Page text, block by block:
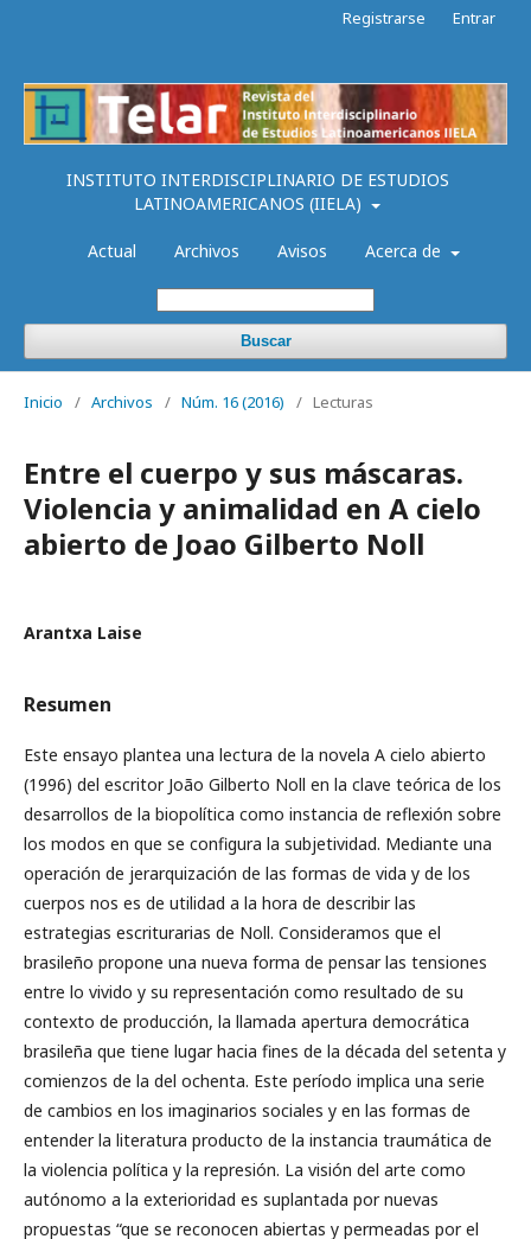
INSTITUTO INTERDISCIPLINARIO DE ESTUDIOS
LATINOAMERICANOS (IIELA)
Actual Archivos Avisos Acerca de
Buscar
Registrarse Entrar
Inicio / Archivos / Núm. 16 (2016) / Lecturas
Entre el cuerpo y sus máscaras.
Violencia y animalidad en A cielo
abierto de Joao Gilberto Noll
Arantxa Laise
Resumen
Este ensayo plantea una lectura de la novela A cielo abierto
(1996) del escritor João Gilberto Noll en la clave teórica de los
desarrollos de la biopolítica como instancia de reflexión sobre
los modos en que se configura la subjetividad. Mediante una
operación de jerarquización de las formas de vida y de los
cuerpos nos es de utilidad a la hora de describir las
estrategias escriturarias de Noll. Consideramos que el
brasileño propone una nueva forma de pensar las tensiones
entre lo vivido y su representación como resultado de su
contexto de producción, la llamada apertura democrática
brasileña que tiene lugar hacia fines de la década del setenta y
comienzos de la del ochenta. Este período implica una serie
de cambios en los imaginarios sociales y en las formas de
entender la literatura producto de la instancia traumática de
la violencia política y la represión. La visión del arte como
autónomo a la exterioridad es suplantada por nuevas
propuestas “que se reconocen abiertas y permeadas por el